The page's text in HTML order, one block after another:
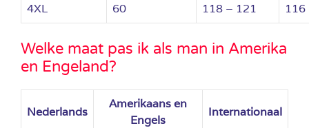
4XL
60 118 – 121 116
Welke maat pas ik als man in Amerika
en Engeland?
Nederlands
Amerikaans en
Engels
Internationaal